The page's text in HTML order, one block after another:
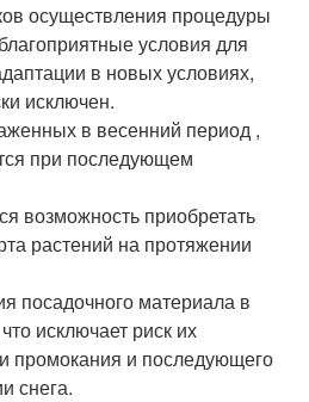
осуществления процедуры
условия для
в новых условиях,
исключен.
в весенний период ,
при последующем
возможность приобретать
растений на протяжении
посадочного материала в
исключает риск их
промокания и последующего
снега.